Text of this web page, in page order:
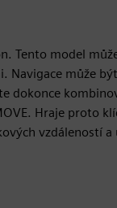
Tento model
Navigace může
dokonce
Hraje proto
vzdáleností a